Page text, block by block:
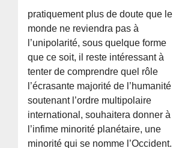
pratiquement plus de doute que le
monde ne reviendra pas à
l’unipolarité, sous quelque forme
que ce soit, il reste intéressant à
tenter de comprendre quel rôle
l’écrasante majorité de l’humanité
soutenant l’ordre multipolaire
international, souhaitera donner à
l’infime minorité planétaire, une
minorité qui se nomme l’Occident.